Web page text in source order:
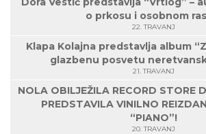
o prkosu i osobnom
22. TRAVANJ
Klapa Kolajna predstavlja album
glazbenu posvetu
21. TRAVANJ
NOLA OBILJEŽILA RECORD STORE
PREDSTAVILA VINILNO
“PIANO”!
20. TRAVANJ